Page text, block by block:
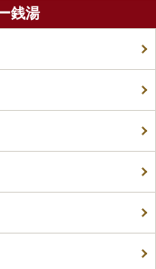
銭湯